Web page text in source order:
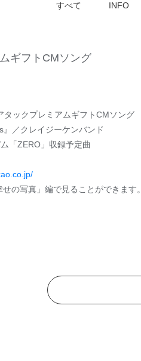
すべて INFO
ギフトCMソング
タックプレミアムギフトCMソング
』／クレイジーケンバンド
「ZERO」収録予定曲
の写真」編で見ることができます。